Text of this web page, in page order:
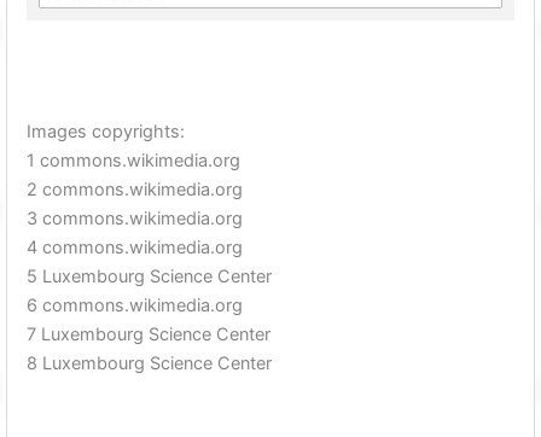
Images copyrights:
1 commons.wikimedia.org
2 commons.wikimedia.org
3 commons.wikimedia.org
4 commons.wikimedia.org
5 Luxembourg Science Center
6 commons.wikimedia.org
7 Luxembourg Science Center
8 Luxembourg Science Center